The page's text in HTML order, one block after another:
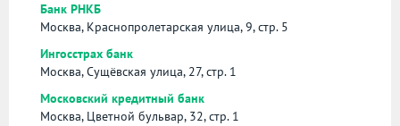
Банк РНКБ
Москва, Краснопролетарская улица, 9, стр. 5
Ингосстрах банк
Москва, Сущёвская улица, 27, стр. 1
Московский кредитный банк
Москва, Цветной бульвар, 32, стр. 1